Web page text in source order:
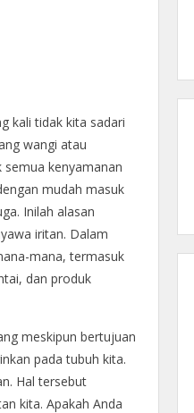
kali tidak kita sadari
wangi atau
kenyamanan
mudah masuk
Inilah alasan
iritan. Dalam
mana, termasuk
dan produk
meskipun bertujuan
pada tubuh kita.
Hal tersebut
kita. Apakah Anda